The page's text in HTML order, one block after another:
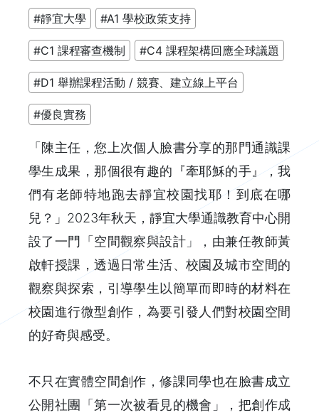
#靜宜大學 #A1 學校政策支持
#C1 課程審查機制 #C4 課程架構回應全球議題
#D1 舉辦課程活動 / 競賽、建立線上平台
#優良實務
「陳主任，您上次個人臉書分享的那門通識課
學生成果，那個很有趣的『牽耶穌的手』，我
們有老師特地跑去靜宜校園找耶！到底在哪
兒？」2023年秋天，靜宜大學通識教育中心開
設了一門「空間觀察與設計」，由兼任教師黃
啟軒授課，透過日常生活、校園及城市空間的
觀察與探索，引導學生以簡單而即時的材料在
校園進行微型創作，為要引發人們對校園空間
的好奇與感受。
不只在實體空間創作，修課同學也在臉書成立
公開社團「第一次被看見的機會」，把創作成